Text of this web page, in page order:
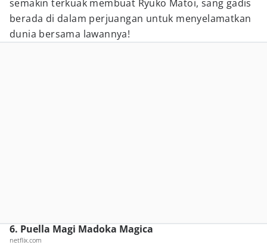
semakin terkuak membuat Ryuko Matoi, sang gadis
berada di dalam perjuangan untuk menyelamatkan
dunia bersama lawannya!
6. Puella Magi Madoka Magica
netflix.com